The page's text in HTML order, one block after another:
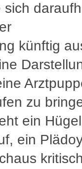
sich
künftig
zu
ein
ein